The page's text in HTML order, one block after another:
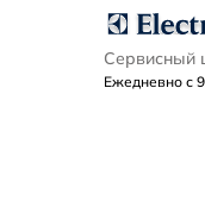
Сервисный
Ежедневно с